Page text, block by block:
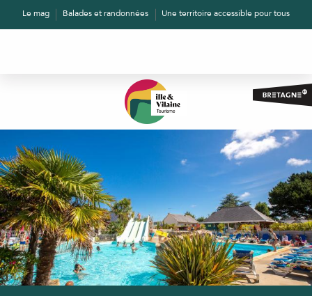
AllerLe mag Balades et randonnées Une territoire accessible pour tous